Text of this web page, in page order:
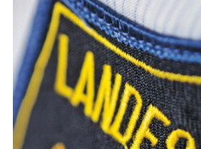
Autohilfe Nadig AG bietet Rundum‑Service für
NaturAktiv AG: Alles für Outdoor, Jagd und Optik
Waffenbörse in Pfungen ZH – Entdecke